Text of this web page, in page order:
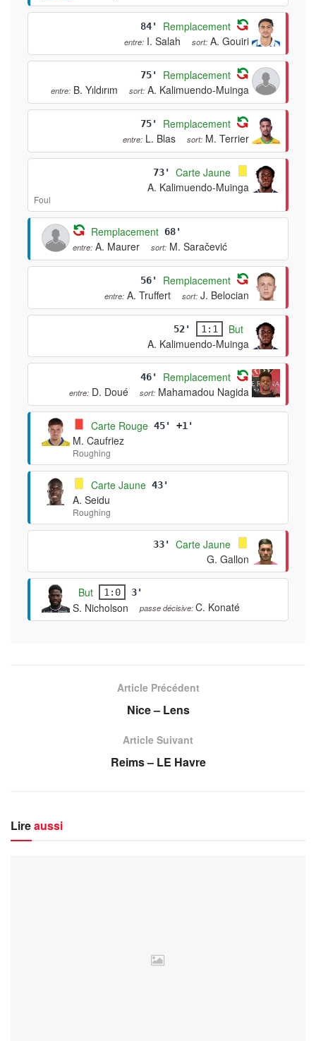
84' Remplacement
entre: I. Salah sort: A. Gouiri
75' Remplacement
entre: B. Yıldırım sort: A. Kalimuendo-Muinga
75' Remplacement
entre: L. Blas sort: M. Terrier
73'
Carte Jaune
A. Kalimuendo-Muinga
Foul
Remplacement 68'
entre: A. Maurer sort: M. Saračević
56' Remplacement
entre: A. Truffert sort: J. Belocian
52' 1:1
But
A. Kalimuendo-Muinga
46' Remplacement
entre: D. Doué sort: Mahamadou Nagida
Carte Rouge 45' +1'
M. Caufriez
Roughing
Carte Jaune 43'
A. Seidu
Roughing
33'
Carte Jaune
G. Gallon
But 1:0 3'
S. Nicholson passe décisive:C. Konaté
Article Précédent
Nice – Lens
Article Suivant
Reims – LE Havre
Lireaussi